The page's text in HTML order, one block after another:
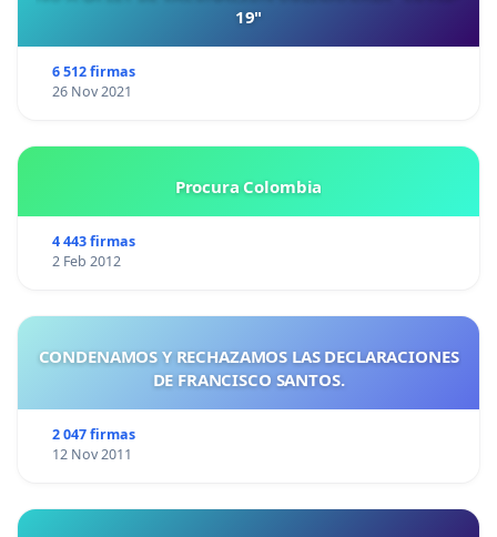
19"
6 512 firmas
26 Nov 2021
Procura Colombia
4 443 firmas
2 Feb 2012
CONDENAMOS Y RECHAZAMOS LAS DECLARACIONES
DE FRANCISCO SANTOS.
2 047 firmas
12 Nov 2011